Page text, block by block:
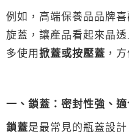
例如，高端保養品品牌
旋蓋，讓產品看起來晶
多使用掀蓋或按壓蓋 ，
一、鎖蓋：密封性強、
鎖蓋是最常見的瓶蓋設